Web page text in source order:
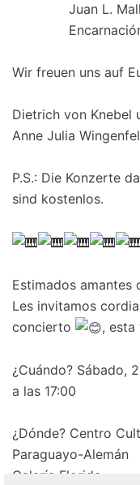
Juan L.
Wir freuen uns auf
Dietrich von Knebel
Anne Julia
P.S.: Die Konzerte
sind kostenlos.
Estimados amantes
Les invitamos
concierto
,
¿Cuándo? Sábado,
a las 17:00
¿Dónde? Centro
Paraguayo-Alemán
Galería Florida